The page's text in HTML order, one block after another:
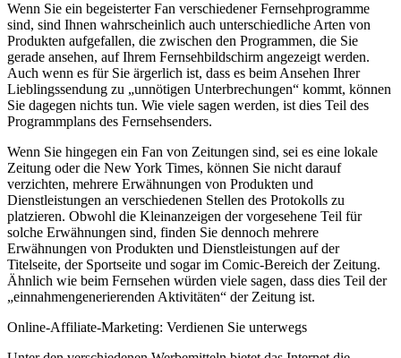
Wenn Sie ein begeisterter Fan verschiedener Fernsehprogramme
sind, sind Ihnen wahrscheinlich auch unterschiedliche Arten von
Produkten aufgefallen, die zwischen den Programmen, die Sie
gerade ansehen, auf Ihrem Fernsehbildschirm angezeigt werden.
Auch wenn es für Sie ärgerlich ist, dass es beim Ansehen Ihrer
Lieblingssendung zu „unnötigen Unterbrechungen“ kommt, können
Sie dagegen nichts tun. Wie viele sagen werden, ist dies Teil des
Programmplans des Fernsehsenders.
Wenn Sie hingegen ein Fan von Zeitungen sind, sei es eine lokale
Zeitung oder die New York Times, können Sie nicht darauf
verzichten, mehrere Erwähnungen von Produkten und
Dienstleistungen an verschiedenen Stellen des Protokolls zu
platzieren. Obwohl die Kleinanzeigen der vorgesehene Teil für
solche Erwähnungen sind, finden Sie dennoch mehrere
Erwähnungen von Produkten und Dienstleistungen auf der
Titelseite, der Sportseite und sogar im Comic-Bereich der Zeitung.
Ähnlich wie beim Fernsehen würden viele sagen, dass dies Teil der
„einnahmengenerierenden Aktivitäten“ der Zeitung ist.
Online-Affiliate-Marketing: Verdienen Sie unterwegs